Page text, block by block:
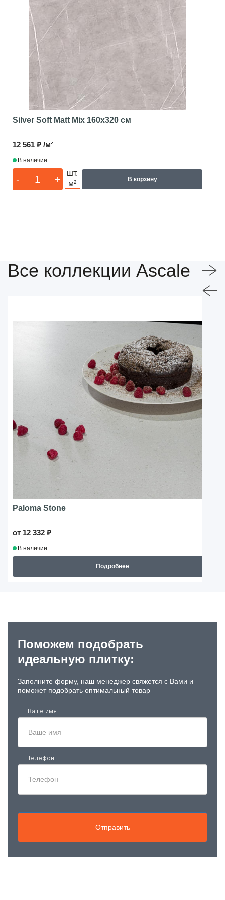
Silver Soft Matt Mix 160x320 см
12 561 ₽ /м²
В наличии
- +
шт.
м²
В корзину
Все коллекции Ascale
Paloma Stone
от 12 332 ₽
В наличии
Подробнее
Поможем подобрать
идеальную плитку:
Заполните форму, наш менеджер свяжется с Вами и
поможет подобрать оптимальный товар
Ваше имя
Телефон
Отправить